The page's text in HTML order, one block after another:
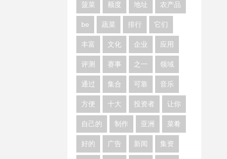
菠菜 额度 地址 农产品
be 蔬菜 排行 它们
丰富 文化 企业 应用
评测 赛事 之一 领域
通过 集合 可靠 音乐
方便 十大 投资者 让你
自己的 制作 亚洲 菜肴
好的 广告 新闻 集资